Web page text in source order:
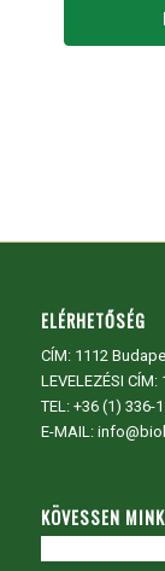
ELÉRHETŐSÉG
CÍM: 1112
LEVELEZÉSI
TEL: +36 (1) 336-
E-MAIL:
KÖVESSEN